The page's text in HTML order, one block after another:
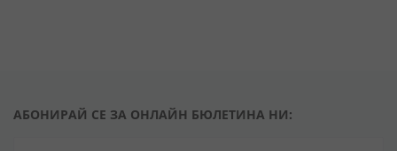
АБОНИРАЙ СЕ ЗА ОНЛАЙН БЮЛЕТИНА НИ: